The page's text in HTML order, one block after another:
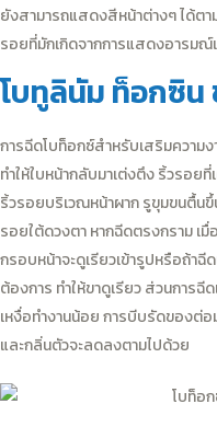
ยังสามารถแสดงสีหน้าต่างๆ ได้ตา
รอยที่มักเกิดจากการแสดงอารมณ์
โบทูลินัม ท็อกซิน
การฉีดโบท็อกซ์สำหรับเสริมความ
ทำให้ใบหน้ากลับมาเต่งตึง ริ้วรอย
ริ้วรอยบริเวณหน้าผาก รูขุมขนตื้น
รอยใต้ดวงตา หากฉีดตรงกราม เมื่
กรอบหน้าจะดูเรียวเข้ารูปหรือถ้าฉี
ต้องการ ทำให้ขาดูเรียว ส่วนการ
เหงื่อทำงานน้อย การบีบรัดของต่
และกลิ่นตัวจะลดลงตามไปด้วย